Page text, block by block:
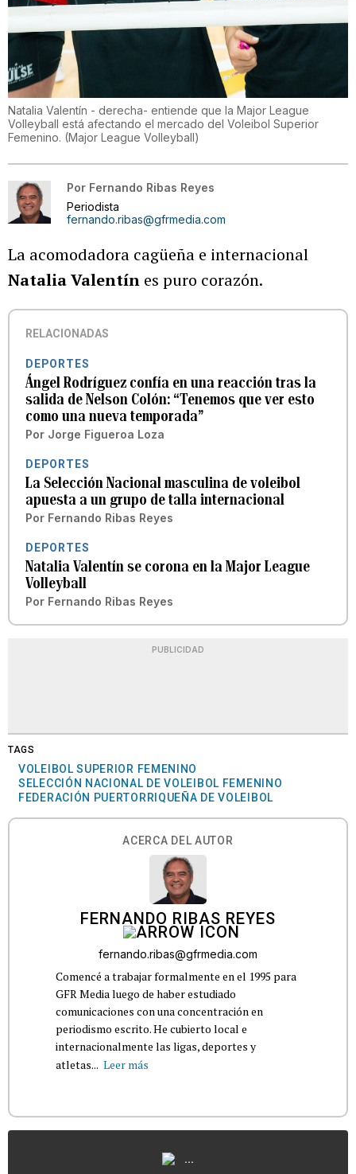
Natalia Valentín - derecha- entiende que la Major League
Volleyball está afectando el mercado del Voleibol Superior
Femenino. (Major League Volleyball)
Por Fernando Ribas Reyes
Periodista
fernando.ribas@gfrmedia.com
La acomodadora cagüeña e internacional
Natalia Valentín es puro corazón.
RELACIONADAS
DEPORTES
Ángel Rodríguez confía en una reacción tras la
salida de Nelson Colón: “Tenemos que ver esto
como una nueva temporada”
Por Jorge Figueroa Loza
DEPORTES
La Selección Nacional masculina de voleibol
apuesta a un grupo de talla internacional
Por Fernando Ribas Reyes
DEPORTES
Natalia Valentín se corona en la Major League
Volleyball
Por Fernando Ribas Reyes
PUBLICIDAD
TAGS
VOLEIBOL SUPERIOR FEMENINO
SELECCIÓN NACIONAL DE VOLEIBOL FEMENINO
FEDERACIÓN PUERTORRIQUEÑA DE VOLEIBOL
ACERCA DEL AUTOR
FERNANDO RIBAS REYES
fernando.ribas@gfrmedia.com
Comencé a trabajar formalmente en el 1995 para
GFR Media luego de haber estudiado
comunicaciones con una concentración en
periodismo escrito. He cubierto local e
internacionalmente las ligas, deportes y
atletas... Leer más
...